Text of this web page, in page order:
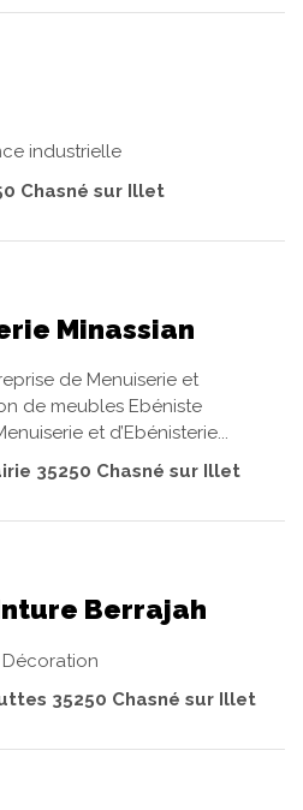
industrielle
Chasné sur Illet
Minassian
de Menuiserie et
de meubles Ebéniste
et d’Ebénisterie...
35250 Chasné sur Illet
Berrajah
Décoration
35250 Chasné sur Illet